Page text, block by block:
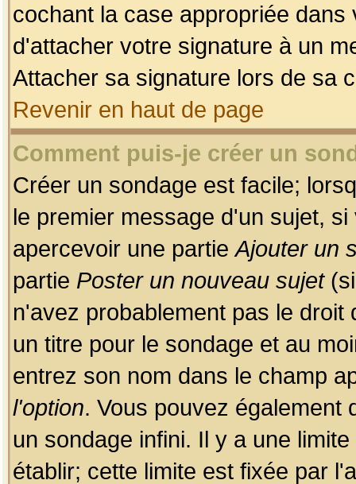
cochant la case appropriée
d'attacher votre signature à un
Attacher sa signature lors de sa
Revenir en haut de page
Comment puis-je créer un
Créer un sondage est facile;
le premier message d'un sujet,
apercevoir une partieAjouter un
partie Poster un nouveau sujet(si
n'avez probablement pas le
un titre pour le sondage et au
entrez son nom dans le champ
l'option. Vous pouvez également
un sondage infini. Il y a une
établir; cette limite est fixée par